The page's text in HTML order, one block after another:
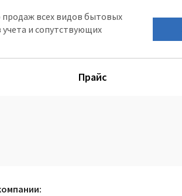
продаж всех видов бытовых
учета и сопутствующих
Прайс